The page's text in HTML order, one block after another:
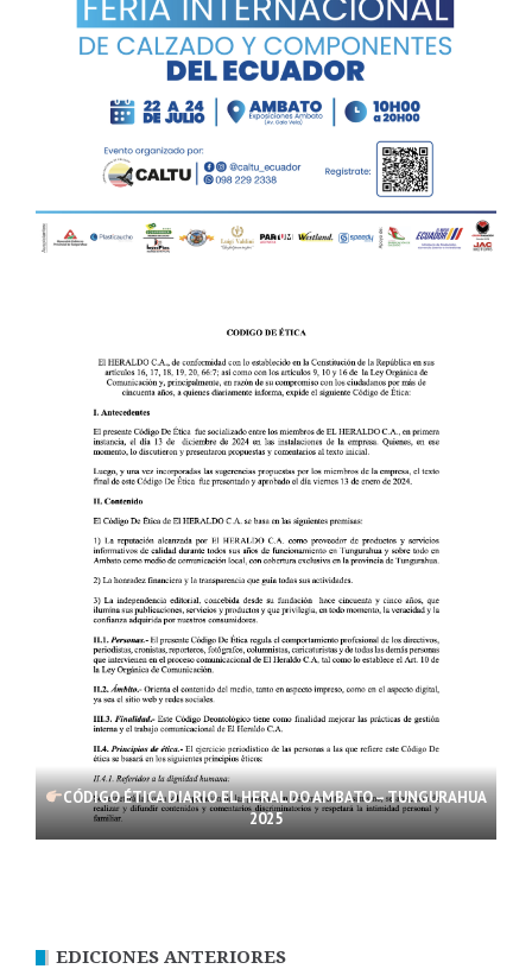
CÓDIGO ÉTICA DIARIO EL HERALDO AMBATO – TUNGURAHUA
2025
EDICIONES ANTERIORES